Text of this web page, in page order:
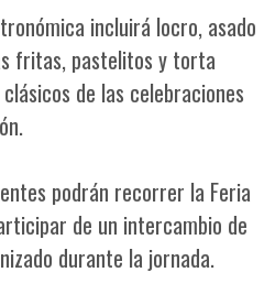
incluirá locro, asado
fritas, pastelitos y torta
de las celebraciones
podrán recorrer la Feria
de un intercambio de
durante la jornada.